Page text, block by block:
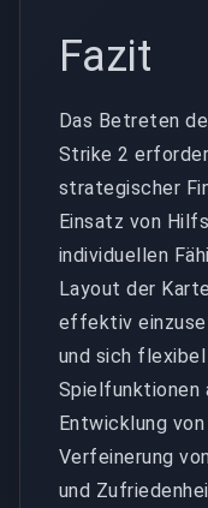
Fazit
Das Betreten
Strike 2
strategischer
Einsatz von
individuellen
Layout der
effektiv
und sich
Spielfunktionen
Entwicklung
Verfeinerung
und